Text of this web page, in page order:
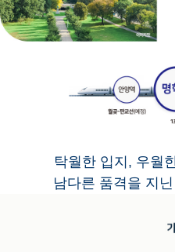
탁월한 입지, 우월
남다른 품격을 지